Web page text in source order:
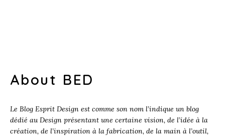
About BED
Le Blog Esprit Design est comme son nom l’indique un blog
dédié au Design présentant une certaine vision, de l’idée à la
création, de l’inspiration à la fabrication, de la main à l’outil,